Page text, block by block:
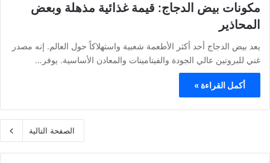
مكونات بيض الدجاج: قيمة غذائية مذهلة وبعض
المحاذير
يعد بيض الدجاج أحد أكثر الأطعمة شعبية واستهلاكاً حول العالم. إنه مصدر
غني للبروتين عالي الجودة والفيتامينات والمعادن الأساسية. يوفر…
أكمل القراءة »
الصفحة التالية